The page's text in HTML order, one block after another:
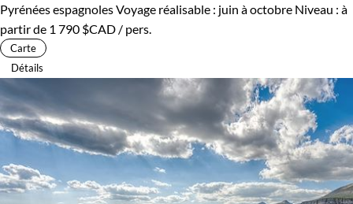
Pyrénées espagnolesVoyage réalisable : juin à octobre Niveau : à
partir de 1 790 $CAD / pers.
Carte
Détails